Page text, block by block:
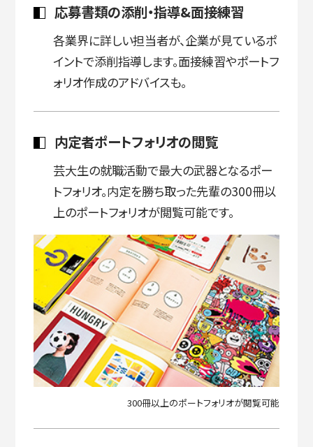
応募書類の添削・指導&面接練習
各業界に詳しい担当者が、企業が見ているポ
イントで添削指導します。面接練習やポートフ
ォリオ作成のアドバイスも。
内定者ポートフォリオの閲覧
芸大生の就職活動で最大の武器となるポー
トフォリオ。内定を勝ち取った先輩の300冊以
上のポートフォリオが閲覧可能です。
300冊以上のポートフォリオが閲覧可能